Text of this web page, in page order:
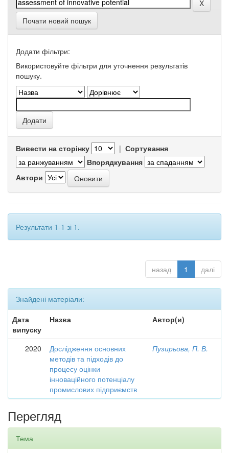
Почати новий пошук
Додати фільтри:
Використовуйте фільтри для уточнення результатів
пошуку.
Вивести на сторінку | Сортування
Впорядкування
Автори
Результати 1-1 зі 1.
назад 1 далі
Знайдені матеріали:
Дата
випуску
Назва Автор(и)
2020
Дослідження основних
методів та підходів до
процесу оцінки
інноваційного потенціалу
промислових підприємств
Пузирьова, П. В.
Перегляд
Тема